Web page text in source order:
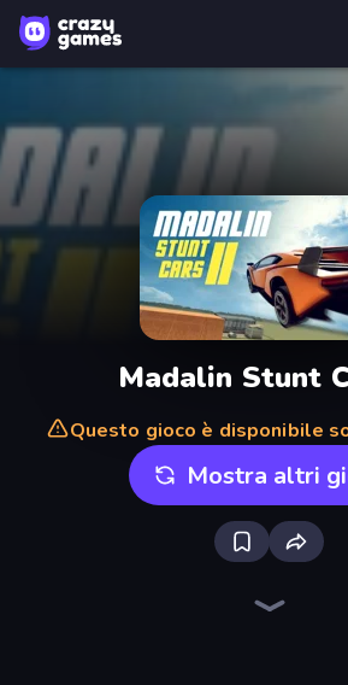
Madalin Stunt
Questo gioco è disponibile
Mostra altri